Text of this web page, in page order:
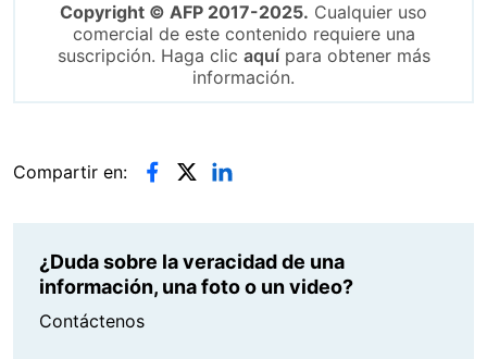
Copyright © AFP 2017-2025. Cualquier uso
comercial de este contenido requiere una
suscripción. Haga clic aquípara obtener más
información.
Compartir en:
¿Duda sobre la veracidad de una
información, una foto o un video?
Contáctenos